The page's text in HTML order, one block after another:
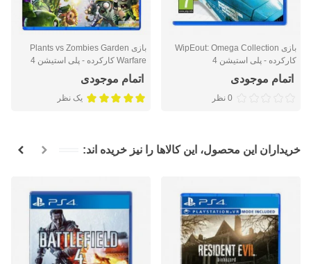
بازی WipEout: Omega Collection
کارکرده - پلی استیشن 4
اتمام موجودی
0 نظر
بازی Plants vs Zombies Garden
Warfare کارکرده - پلی استیشن 4
اتمام موجودی
یک نظر
خریداران این محصول، این کالاها را نیز خریده اند: